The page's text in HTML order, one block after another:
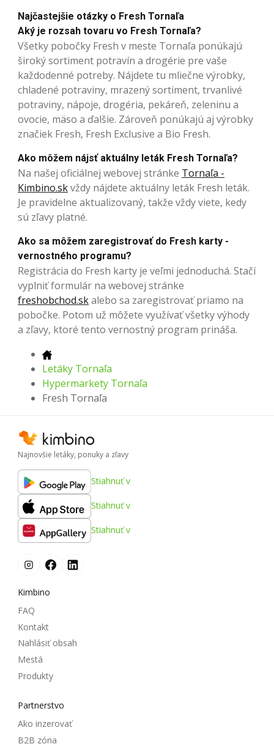
Najčastejšie otázky o Fresh Tornaľa
Aký je rozsah tovaru vo Fresh Tornaľa?
Všetky pobočky Fresh v meste Tornaľa ponúkajú
široký sortiment potravín a drogérie pre vaše
každodenné potreby. Nájdete tu mliečne výrobky,
chladené potraviny, mrazený sortiment, trvanlivé
potraviny, nápoje, drogéria, pekáreň, zeleninu a
ovocie, mäso a ďalšie. Zároveň ponúkajú aj výrobky
značiek Fresh, Fresh Exclusive a Bio Fresh.
Ako môžem nájsť aktuálny leták Fresh Tornaľa?
Na našej oficiálnej webovej stránke Tornaľa -
Kimbino.skvždy nájdete aktuálny leták Fresh leták.
Je pravidelne aktualizovaný, takže vždy viete, kedy
sú zľavy platné.
Ako sa môžem zaregistrovať do Fresh karty -
vernostného programu?
Registrácia do Fresh karty je veľmi jednoduchá. Stačí
vyplniť formulár na webovej stránke
freshobchod.skalebo sa zaregistrovať priamo na
pobočke. Potom už môžete využívať všetky výhody
a zľavy, ktoré tento vernostný program prináša.
Letáky Tornaľa
Hypermarkety Tornaľa
Fresh Tornaľa
Najnovšie letáky, ponuky a zľavy
Stiahnuť v
Stiahnuť v
Stiahnuť v
Kimbino
FAQ
Kontakt
Nahlásiť obsah
Mestá
Produkty
Partnerstvo
Ako inzerovať
B2B zóna